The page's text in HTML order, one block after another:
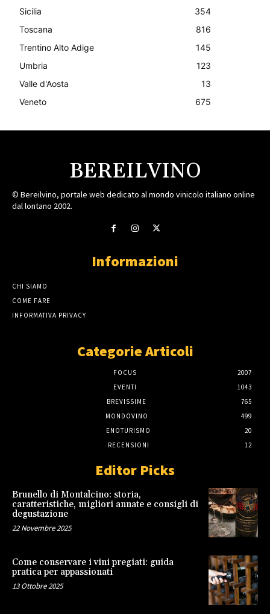
Sicilia
354
Toscana
816
Trentino Alto Adige
145
Umbria
123
Valle d'Aosta
13
Veneto
675
BEREILVINO
© Bereilvino, portale web dedicato al mondo vinicolo italiano online
dal lontano 2002.
Informazioni
CHI SIAMO
COME FARE
INFORMATIVA PRIVACY
Categorie Articoli
FOCUS
2007
EVENTI
1043
BREVISSIME
765
MONDOVINO
499
ENOTURISMO
20
RECENSIONI
12
Editor Picks
Brunello di Montalcino: storia,
caratteristiche, migliori annate e consigli di
degustazione
22 Novembre 2025
Come conservare i vini pregiati: guida
pratica per appassionati
13 Ottobre 2025